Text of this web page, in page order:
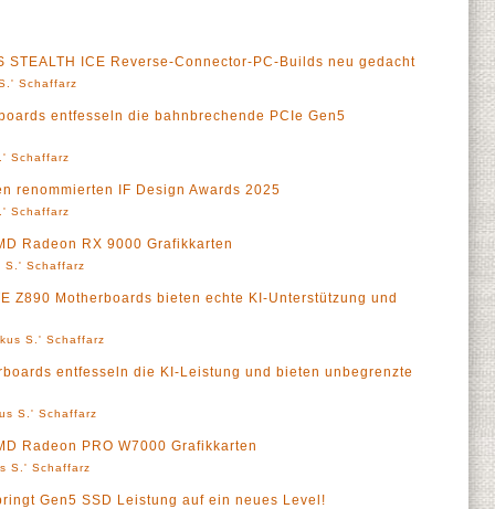
STEALTH ICE Reverse-Connector-PC-Builds neu gedacht
Schaffarz
entfesseln die bahnbrechende PCIe Gen5
Schaffarz
renommierten IF Design Awards 2025
Schaffarz
Radeon RX 9000 Grafikkarten
S.' Schaffarz
Z890 Motherboards bieten echte KI-Unterstützung und
S.' Schaffarz
entfesseln die KI-Leistung und bieten unbegrenzte
S.' Schaffarz
Radeon PRO W7000 Grafikkarten
S.' Schaffarz
Gen5 SSD Leistung auf ein neues Level!